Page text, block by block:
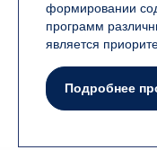
формировании
программ
является
Подробнее